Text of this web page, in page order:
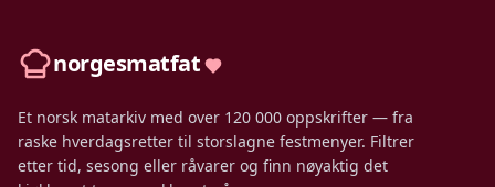
norgesmatfat
Et norsk matarkiv med over 120 000 oppskrifter — fra
raske hverdagsretter til storslagne festmenyer. Filtrer
etter tid, sesong eller råvarer og finn nøyaktig det